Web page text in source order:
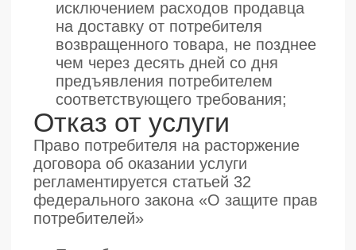
Исполнитель отвечает за
недостатки услуги, на которую не
установлен гарантийный срок, если
потребитель докажет, что они
возникли до ее принятия им или по
причинам, возникшим до этого
момента;
Реквизиты ООО
«Моторика»
Название компании:ООО
«Моторика»
ОГРН/ИНН:1157746078984 /
7719402047
Телефон: 8 (800) 707-71-97
Режим работы:Пн.-Пт. 9:00 - 18:00
Почтовый адрес:109316, г. Москва,
вн. тер. г. Муниципальный округ